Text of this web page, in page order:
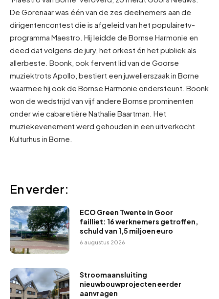
De Gorenaar was één van de zes deelnemers aan de
dirigentencontest die is afgeleid van het populairetv-
programma Maestro. Hij leidde de Bornse Harmonie en
deed dat volgens de jury, het orkest én het publiek als
allerbeste. Boonk, ook fervent lid van de Goorse
muziektrots Apollo, bestiert een juwelierszaak in Borne
waarmee hij ook de Bornse Harmonie ondersteunt. Boonk
won de wedstrijd van vijf andere Bornse prominenten
onder wie cabaretière Nathalie Baartman. Het
muziekevenement werd gehouden in een uitverkocht
Kulturhus in Borne.
En verder:
ECO Green Twente in Goor
failliet: 16 werknemers getroffen,
schuld van 1,5 miljoen euro
6 augustus 2026
Stroomaansluiting
nieuwbouwprojecten eerder
aanvragen